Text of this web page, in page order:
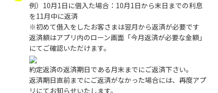
例）10月1日に借入た場合：10月1日から末日までの利息
を11月中に返済
※初めて借入をしたお客さまは翌月から返済が必要です
返済額はアプリ内のローン画面「今月返済が必要な金額」
にてご確認いただけます。
約定返済の返済期日である月末までにご返済下さい。
返済期日直前までにご返済がなかった場合には、再度アプ
リにてお知らせいたします。